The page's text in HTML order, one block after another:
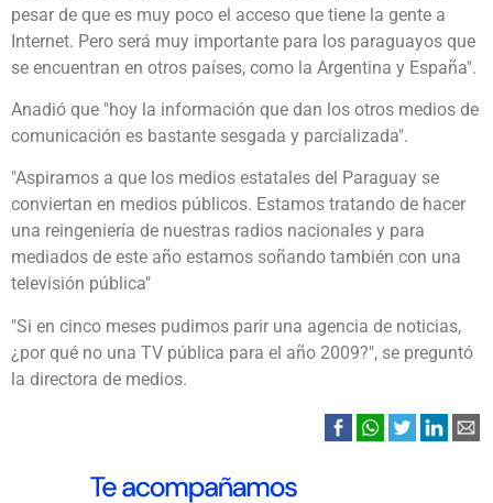
pesar de que es muy poco el acceso que tiene la gente a
Internet. Pero será muy importante para los paraguayos que
se encuentran en otros países, como la Argentina y España".
Anadió que "hoy la información que dan los otros medios de
comunicación es bastante sesgada y parcializada".
"Aspiramos a que los medios estatales del Paraguay se
conviertan en medios públicos. Estamos tratando de hacer
una reingeniería de nuestras radios nacionales y para
mediados de este año estamos soñando también con una
televisión pública"
"Si en cinco meses pudimos parir una agencia de noticias,
¿por qué no una TV pública para el año 2009?", se preguntó
la directora de medios.